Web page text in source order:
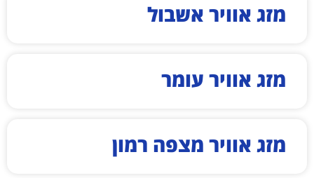
מזג אוויר אשבול
מזג אוויר עומר
מזג אוויר מצפה רמון